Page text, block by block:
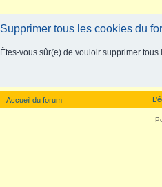
Supprimer tous les cookies du
Êtes-vous sûr(e) de vouloir supprimer
Accueil du forum